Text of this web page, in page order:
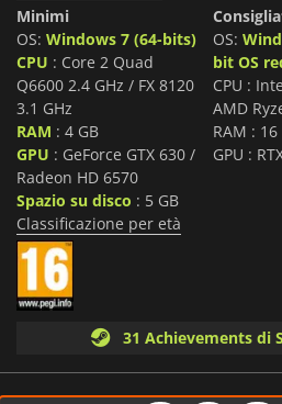
Minimi
OS: Windows 7 (64-bits)
CPU : Core 2 Quad
Q6600 2.4 GHz / FX 8120
3.1 GHz
RAM : 4 GB
GPU : GeForce GTX 630 /
Radeon HD 6570
Spazio su disco : 5 GB
OS:
bit OS
CPU :
AMD
RAM : 16
GPU :
Classificazione per età
31 Achievements di